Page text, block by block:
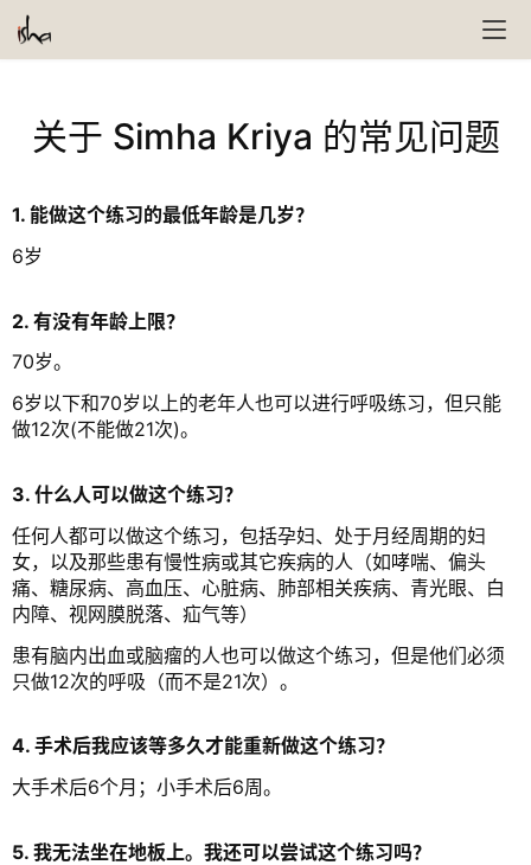
关于 Simha Kriya 的常见问题
1. 能做这个练习的最低年龄是几岁？
6岁
2. 有没有年龄上限？
70岁。
6岁以下和70岁以上的老年人也可以进行呼吸练习，但只能
做12次(不能做21次)。
3. 什么人可以做这个练习？
任何人都可以做这个练习，包括孕妇、处于月经周期的妇
女，以及那些患有慢性病或其它疾病的人（如哮喘、偏头
痛、糖尿病、高血压、心脏病、肺部相关疾病、青光眼、白
内障、视网膜脱落、疝气等）
患有脑内出血或脑瘤的人也可以做这个练习，但是他们必须
只做12次的呼吸（而不是21次）。
4. 手术后我应该等多久才能重新做这个练习？
大手术后6个月； 小手术后6周。
5. 我无法坐在地板上。我还可以尝试这个练习吗？